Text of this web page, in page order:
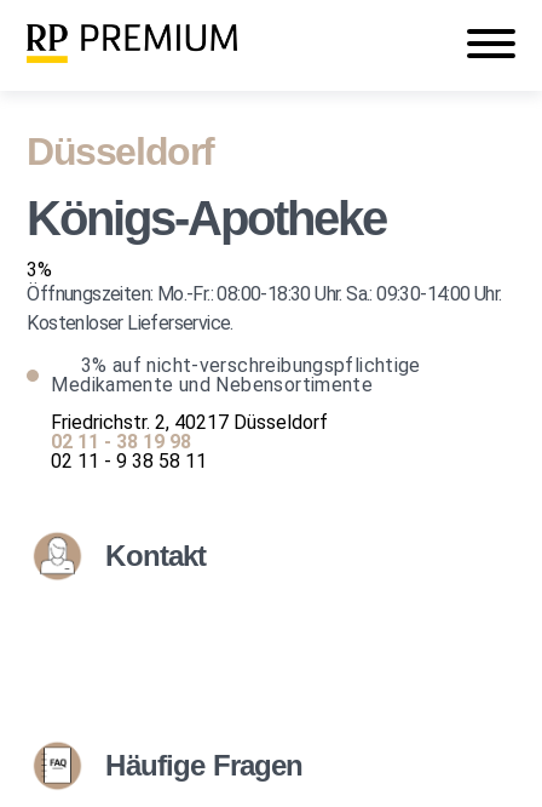
Login
Düsseldorf
Königs-Apotheke
3%
Öffnungszeiten: Mo.-Fr.: 08:00-18:30 Uhr. Sa.: 09:30-14:00 Uhr.
Kostenloser Lieferservice.
3% auf nicht-verschreibungspflichtige
Medikamente und Nebensortimente
Friedrichstr. 2, 40217 Düsseldorf
02 11 - 38 19 98
02 11 - 9 38 58 11
Kontakt
Häufige Fragen